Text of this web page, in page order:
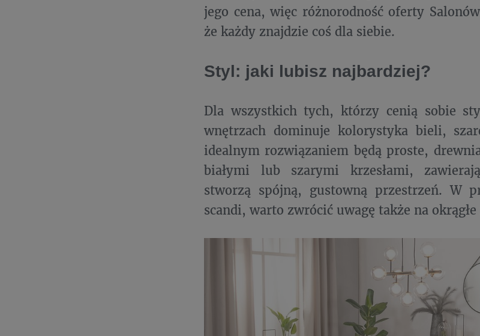
jego cena, więc różnorodność oferty
że każdy znajdzie coś dla siebie.
Styl: jaki lubisz najbardziej?
Dla wszystkich tych, którzy cenią sobie
wnętrzach dominuje kolorystyka bieli,
idealnym rozwiązaniem będą proste,
białymi lub szarymi krzesłami,
stworzą spójną, gustowną przestrzeń. W
scandi, warto zwrócić uwagę także na